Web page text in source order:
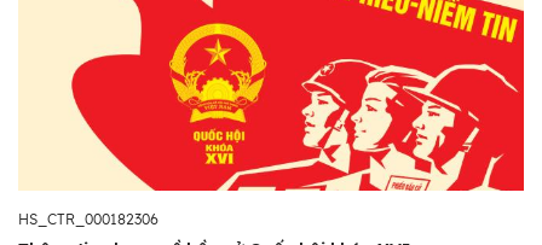
HS_CTR_000182306